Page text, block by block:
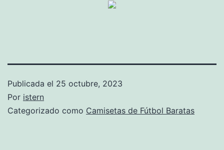
Publicada el 25 octubre, 2023
Por istern
Categorizado como Camisetas de Fútbol Baratas